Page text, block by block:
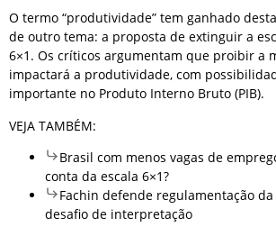
O termo “produtividade” tem ganhado
de outro tema: a proposta de extinguir a
6×1. Os críticos argumentam que proibir a
impactará a produtividade, com
importante no Produto Interno Bruto (PIB).
VEJA TAMBÉM:
Brasil com menos vagas de
conta da escala 6×1?
Fachin defende regulamentação
desafio de interpretação